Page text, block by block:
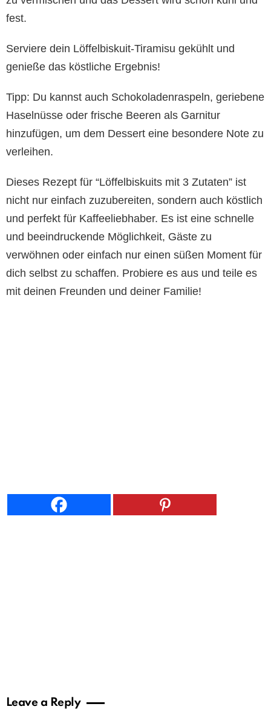
fest.
Serviere dein Löffelbiskuit-Tiramisu gekühlt und
genieße das köstliche Ergebnis!
Tipp: Du kannst auch Schokoladenraspeln, geriebene
Haselnüsse oder frische Beeren als Garnitur
hinzufügen, um dem Dessert eine besondere Note zu
verleihen.
Dieses Rezept für “Löffelbiskuits mit 3 Zutaten” ist
nicht nur einfach zuzubereiten, sondern auch köstlich
und perfekt für Kaffeeliebhaber. Es ist eine schnelle
und beeindruckende Möglichkeit, Gäste zu
verwöhnen oder einfach nur einen süßen Moment für
dich selbst zu schaffen. Probiere es aus und teile es
mit deinen Freunden und deiner Familie!
Leave a Reply